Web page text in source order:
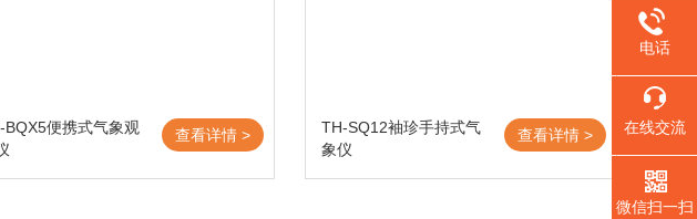
BQX5便携式气象观
查看详情 >
TH-SQ12袖珍手持式气
象仪
查看详情 >
电话
在线交流
微信扫一扫